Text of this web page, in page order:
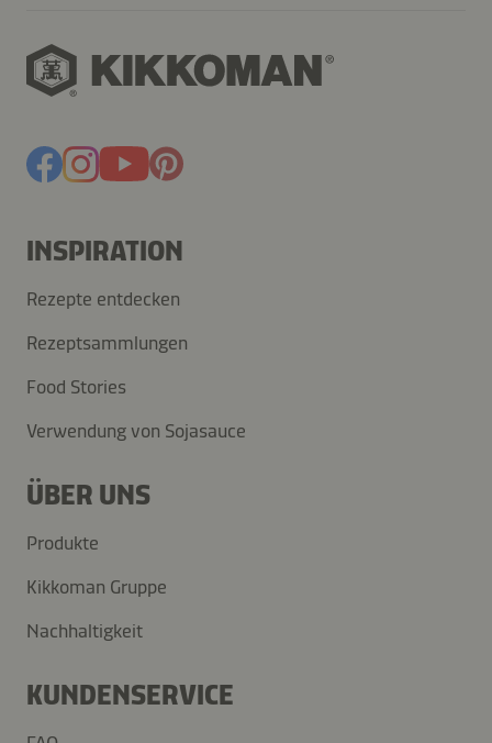
INSPIRATION
Rezepte entdecken
Rezeptsammlungen
Food Stories
Verwendung von Sojasauce
ÜBER UNS
Produkte
Kikkoman Gruppe
Nachhaltigkeit
KUNDENSERVICE